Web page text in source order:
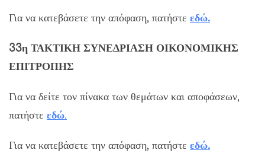
Για να κατεβάσετε την απόφαση, πατήστε εδώ.
33η ΤΑΚΤΙΚΗ ΣΥΝΕΔΡΙΑΣΗ ΟΙΚΟΝΟΜΙΚΗΣ
ΕΠΙΤΡΟΠΗΣ
Για να δείτε τον πίνακα των θεμάτων και αποφάσεων,
πατήστε εδώ.
Για να κατεβάσετε την απόφαση, πατήστε εδώ.